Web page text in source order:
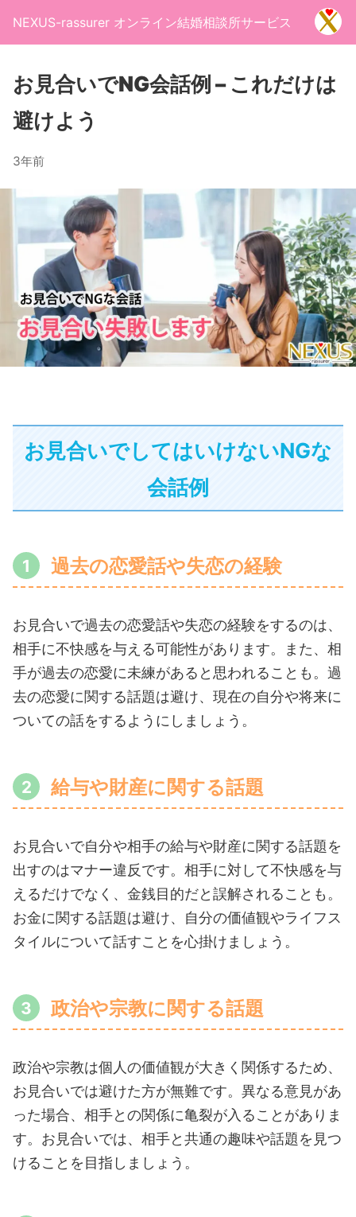
NEXUS-rassurer オンライン結婚相談所サービス
お見合いでNG会話例 – これだけは
避けよう
3年前
お見合いでしてはいけないNGな
会話例
過去の恋愛話や失恋の経験
お見合いで過去の恋愛話や失恋の経験をするのは、
相手に不快感を与える可能性があります。また、相
手が過去の恋愛に未練があると思われることも。過
去の恋愛に関する話題は避け、現在の自分や将来に
ついての話をするようにしましょう。
給与や財産に関する話題
お見合いで自分や相手の給与や財産に関する話題を
出すのはマナー違反です。相手に対して不快感を与
えるだけでなく、金銭目的だと誤解されることも。
お金に関する話題は避け、自分の価値観やライフス
タイルについて話すことを心掛けましょう。
政治や宗教に関する話題
政治や宗教は個人の価値観が大きく関係するため、
お見合いでは避けた方が無難です。異なる意見があ
った場合、相手との関係に亀裂が入ることがありま
す。お見合いでは、相手と共通の趣味や話題を見つ
けることを目指しましょう。